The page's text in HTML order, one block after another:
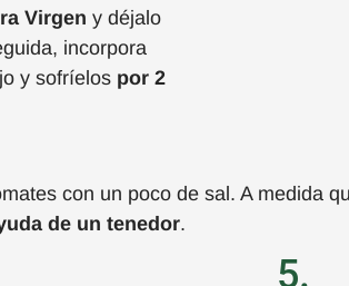
Virgen y déjalo
incorpora
y sofríelos por 2
con un poco de sal. A medida
de un tenedor.
5.